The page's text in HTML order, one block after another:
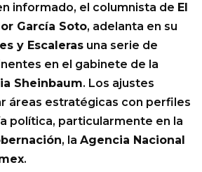
informado, el columnista de El
García Soto, adelanta en su
y Escaleras una serie de
en el gabinete de la
Sheinbaum. Los ajustes
áreas estratégicas con perfiles
política, particularmente en la
, la Agencia Nacional
.